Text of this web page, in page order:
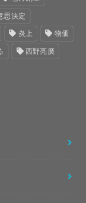
思決定
炎上 物価
西野亮廣